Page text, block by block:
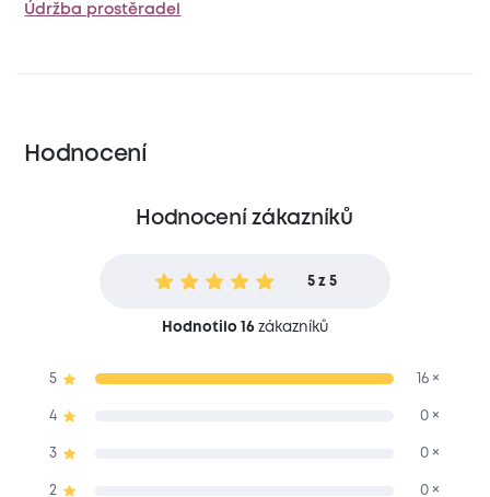
Údržba prostěradel
Hodnocení
Hodnocení zákazníků
5 z 5
Hodnotilo 16zákazníků
5 16 ×
4 0 ×
3 0 ×
2 0 ×